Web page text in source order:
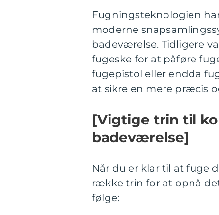
Fugningsteknologien
moderne
badeværelse. Tidligere
fugeske for at påføre
fugepistol eller endda
at sikre en mere præcis
[Vigtige trin til
badeværelse]
Når du er klar til at fuge
række trin for at opnå
følge: